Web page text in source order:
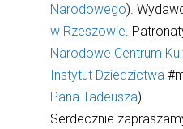
Narodowego).
w Rzeszowie.
Narodowe Centrum
Instytut Dziedzictwa
Pana Tadeusza)
Serdecznie